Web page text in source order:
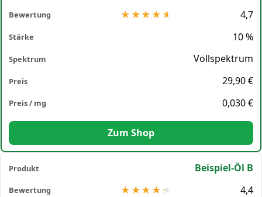
4,7
10 %
Vollspektrum
29,90 €
0,030 €
Zum Shop
Beispiel-Öl B
4,4